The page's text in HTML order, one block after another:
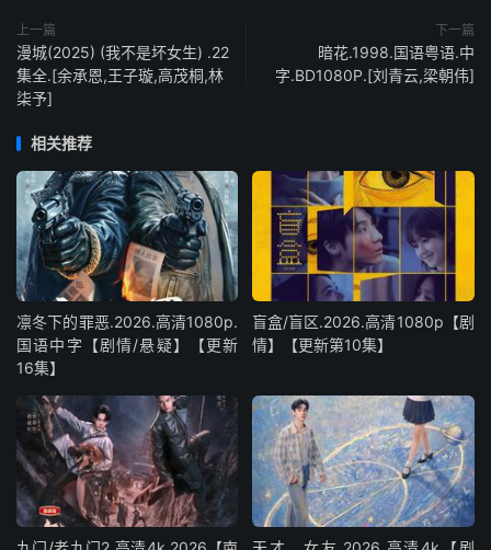
上一篇
漫城(2025) (我不是坏女生) .22
集全.[余承恩,王子璇,高茂桐,林
柒予]
下一篇
暗花.1998.国语粤语.中
字.BD1080P.[刘青云,梁朝伟]
相关推荐
凛冬下的罪恶.2026.高清1080p.
国语中字【剧情/悬疑】【更新
16集】
盲盒/盲区.2026.高清1080p【剧
情】【更新第10集】